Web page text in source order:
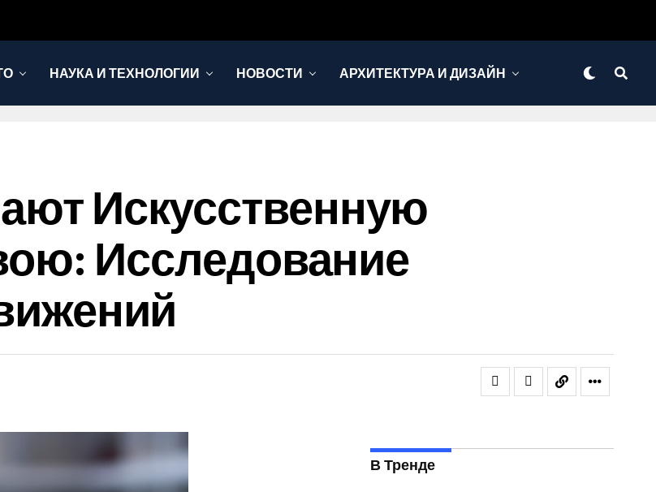
НАУКА И ТЕХНОЛОГИИ НОВОСТИ АРХИТЕКТУРА И ДИЗАЙН
Искусственную
Исследование
В Тренде